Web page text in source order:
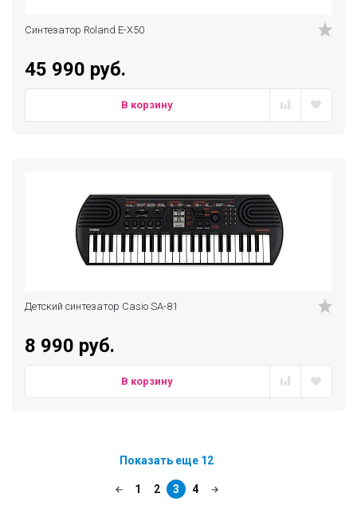
Синтезатор Roland E-X50
45 990 руб.
В корзину
Детский синтезатор Casio SA-81
8 990 руб.
В корзину
Показать еще 12
1 2 3 4